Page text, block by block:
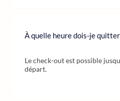
À quelle heure dois-je
Le check-out est possible
départ.